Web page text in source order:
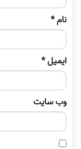
نام*
ایمیل*
وب‌ سایت